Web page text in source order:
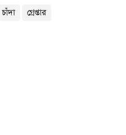
চাঁদা গ্রেপ্তার